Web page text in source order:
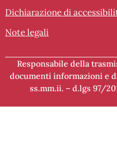
Dichiarazione di
Note legali
Responsabile della trasmissione e pubblicazione di
documenti informazioni e
ss.mm.ii. – d.lgs 97/